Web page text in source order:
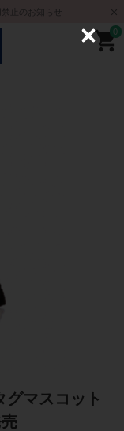
止のお知らせ
0
マスコット
C